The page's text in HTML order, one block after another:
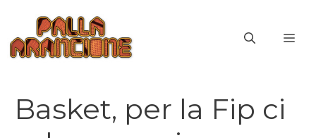
contenuto
Basket, per la Fip ci